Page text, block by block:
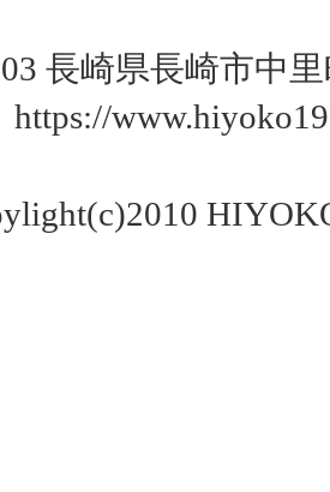
長崎県長崎市中里
https://